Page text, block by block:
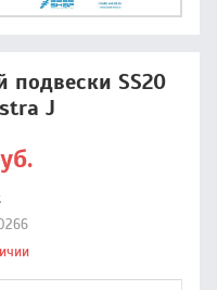
подвески SS20
J